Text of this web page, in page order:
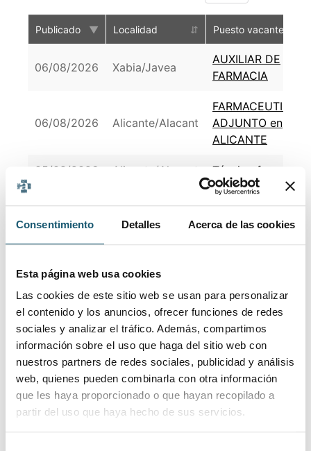
Consentimiento Detalles Acerca de las cookies
Esta página web usa cookies
Las cookies de este sitio web se usan para personalizar
el contenido y los anuncios, ofrecer funciones de redes
sociales y analizar el tráfico. Además, compartimos
información sobre el uso que haga del sitio web con
nuestros partners de redes sociales, publicidad y análisis
web, quienes pueden combinarla con otra información
que les haya proporcionado o que hayan recopilado a
partir del uso que haya hecho de sus servicios.
Publicado ▼ Localidad ⇵ Puesto vacante
06/08/2026 Xabia/Javea
AUXILIAR DE
FARMACIA
06/08/2026 Alicante/Alacant
FARMACEUTICO
ADJUNTO en
ALICANTE
05/08/2026 Alicante/Alacant Técnico farmacia
05/08/2026
La
Villajoyosa/Vila
Garantía de
05/08/2026 Benidorm
Y/O TÉCNIC@S
PARA FARMACIA
24H BENIDORM
04/08/2026 Elx/Elche
técnico de
desarrollo de
negocio –
nutraceúticos y